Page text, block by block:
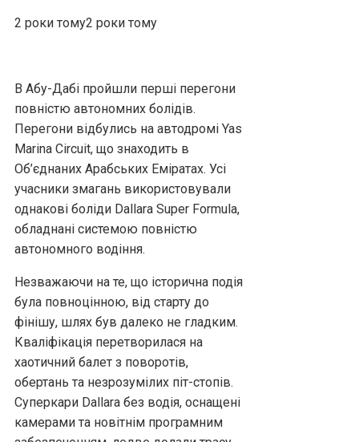
2 роки тому2 роки тому
В Абу-Дабі пройшли перші перегони
повністю автономних болідів.
Перегони відбулись на автодромі Yas
Marina Circuit, що знаходить в
Об’єднаних Арабських Еміратах. Усі
учасники змагань використовували
однакові боліди Dallara Super Formula,
обладнані системою повністю
автономного водіння.
Незважаючи на те, що історична подія
була повноцінною, від старту до
фінішу, шлях був далеко не гладким.
Кваліфікація перетворилася на
хаотичний балет з поворотів,
обертань та незрозумілих піт-стопів.
Суперкари Dallara без водія, оснащені
камерами та новітнім програмним